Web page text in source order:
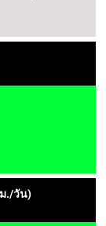
./วัน)